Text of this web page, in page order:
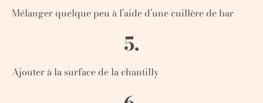
Mélanger quelque peu à l’aide d’une cuillère de bar
5.
Ajouter à la surface de la chantilly